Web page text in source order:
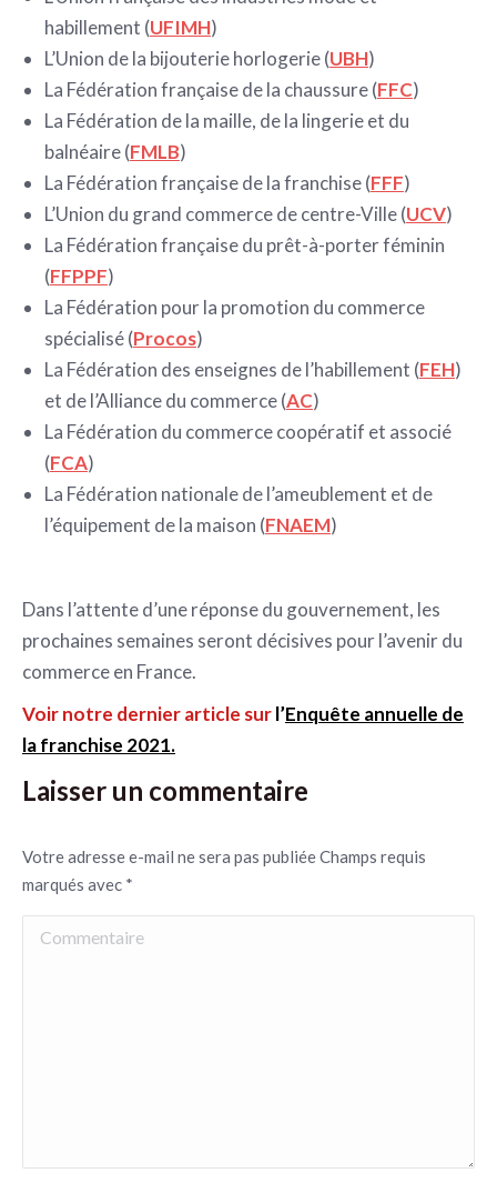
habillement (UFIMH)
L’Union de la bijouterie horlogerie (UBH)
La Fédération française de la chaussure (FFC)
La Fédération de la maille, de la lingerie et du
balnéaire (FMLB)
La Fédération française de la franchise (FFF)
L’Union du grand commerce de centre-Ville (UCV)
La Fédération française du prêt-à-porter féminin
(FFPPF)
La Fédération pour la promotion du commerce
spécialisé (Procos)
La Fédération des enseignes de l’habillement (FEH)
et de l’Alliance du commerce (AC)
La Fédération du commerce coopératif et associé
(FCA)
La Fédération nationale de l’ameublement et de
l’équipement de la maison (FNAEM)
Dans l’attente d’une réponse du gouvernement, les
prochaines semaines seront décisives pour l’avenir du
commerce en France.
Voir notre dernier article surl’Enquête annuelle de
la franchise 2021.
Laisser un commentaire
Votre adresse e-mail ne sera pas publiée Champs requis
marqués avec *
Commentaire